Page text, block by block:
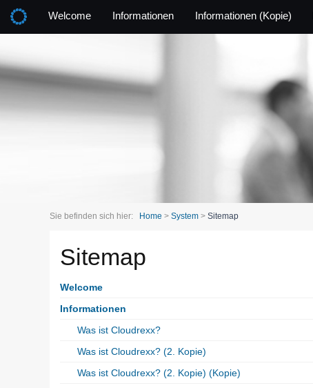
Welcome Informationen Informationen (Kopie)
Sie befinden sich hier: Home > System > Sitemap
Sitemap
Welcome
Informationen
Was ist Cloudrexx?
Was ist Cloudrexx? (2. Kopie)
Was ist Cloudrexx? (2. Kopie) (Kopie)